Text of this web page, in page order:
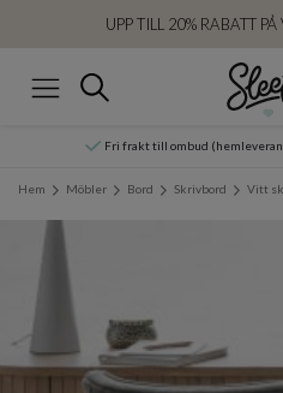
UPP TILL 20% RABATT
Sök
Fri frakt till ombud
Hem Möbler Bord Skrivbord Vitt